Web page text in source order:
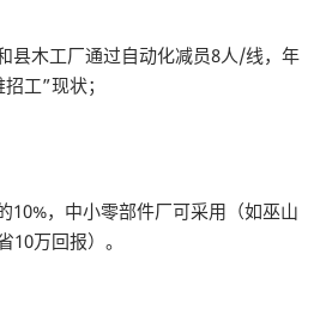
县木工厂通过自动化减员8人/线，年
工”现状；
10%，中小零部件厂可采用（如巫山
10万回报）。